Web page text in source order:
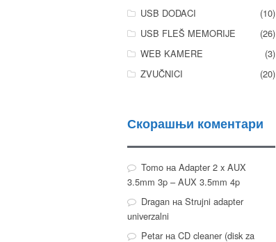
USB DODACI
(10)
USB FLEŠ MEMORIJE
(26)
WEB KAMERE
(3)
ZVUČNICI
(20)
Скорашњи коментари
Tomo наAdapter 2 x AUX
3.5mm 3p – AUX 3.5mm 4p
Dragan наStrujni adapter
univerzalni
Petar наCD cleaner (disk za